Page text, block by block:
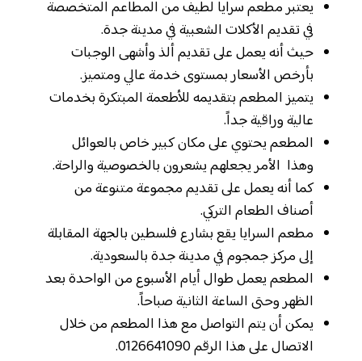
يعتبر مطعم سرايا لطيف من المطاعم المتخصصة
في تقديم الأكلات الشعبية في مدينة جدة.
حيث أنه يعمل على تقديم ألذ وأشهى الوجبات
بأرخص الأسعار بمستوى خدمة عالي ومتميز.
يتميز المطعم بتقديمه للأطعمة المبتكرة بخدمات
عالية وراقية جداً.
المطعم يحتوي على مكان كبير خاص بالعوائل
وهذا الأمر يجعلهم يشعرون بالخصوصية والراحة.
كما أنه يعمل على تقديم مجموعة متنوعة من
أصناف الطعام التركي.
مطعم السرايا يقع بشارع فلسطين بالجهة المقابلة
إلى مركز جمجوم في مدينة جدة بالسعودية.
المطعم يعمل طوال أيام الأسبوع من الواحدة بعد
الظهر وحتى الساعة الثانية صباحاً.
يمكن أن يتم التواصل مع هذا المطعم من خلال
الاتصال على هذا الرقم 0126641090.